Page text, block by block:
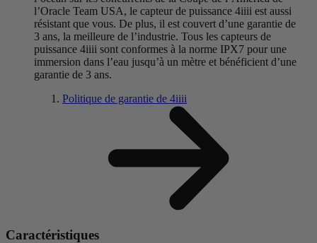
l’Oracle Team USA, le capteur de puissance 4iiii est aussi
résistant que vous. De plus, il est couvert d’une garantie de
3 ans, la meilleure de l’industrie. Tous les capteurs de
puissance 4iiii sont conformes à la norme IPX7 pour une
immersion dans l’eau jusqu’à un mètre et bénéficient d’une
garantie de 3 ans.
Politique de garantie de 4iiii
Caractéristiques